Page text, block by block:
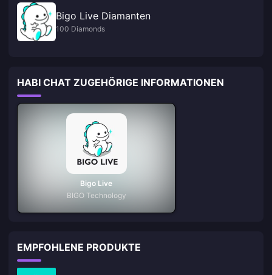
Bigo Live Diamanten
100 Diamonds
HABI CHAT ZUGEHÖRIGE INFORMATIONEN
Bigo Live
BIGO Technology
EMPFOHLENE PRODUKTE